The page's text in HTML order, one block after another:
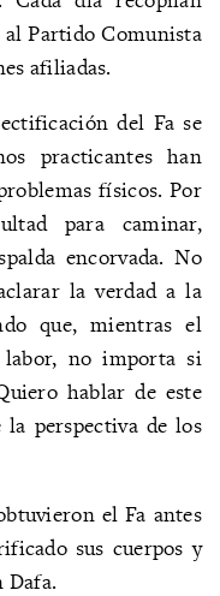
al Partido Comunista
afiliadas.
del Fa se
practicantes han
físicos. Por
para caminar,
encorvada. No
la verdad a la
que, mientras el
no importa si
hablar de este
perspectiva de los
el Fa antes
sus cuerpos y
Dafa.